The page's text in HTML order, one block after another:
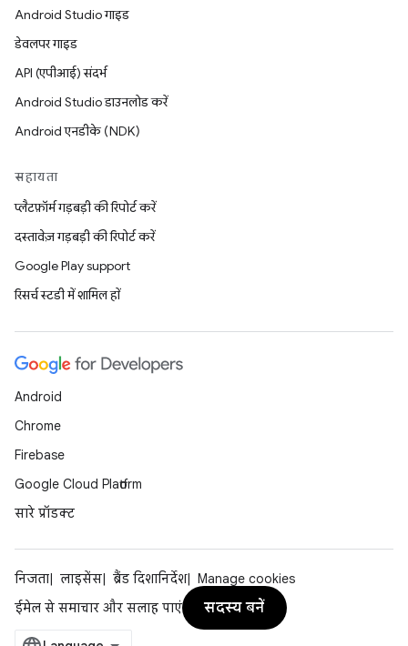
Android Studio गाइड
डेवलपर गाइड
API (एपीआई) संदर्भ
Android Studio डाउनलोड करें
Android एनडीके (NDK)
सहायता
प्लैटफ़ॉर्म गड़बड़ी की रिपोर्ट करें
दस्तावेज़ गड़बड़ी की रिपोर्ट करें
Google Play support
रिसर्च स्टडी में शामिल हों
Android
Chrome
Firebase
Google Cloud Platform
सारे प्रॉडक्ट
निजता लाइसेंस ब्रैंड दिशानिर्देश
Manage cookies
ईमेल से समाचार और सलाह पाएं
सदस्य बनें